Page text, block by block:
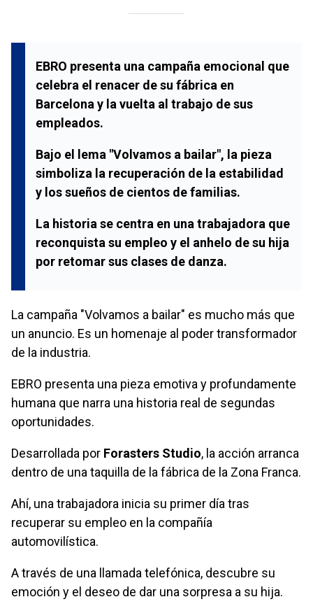
EBRO presenta una campaña emocional que
celebra el renacer de su fábrica en
Barcelona y la vuelta al trabajo de sus
empleados.
Bajo el lema "Volvamos a bailar", la pieza
simboliza la recuperación de la estabilidad
y los sueños de cientos de familias.
La historia se centra en una trabajadora que
reconquista su empleo y el anhelo de su hija
por retomar sus clases de danza.
La campaña "Volvamos a bailar" es mucho más que
un anuncio. Es un homenaje al poder transformador
de la industria.
EBRO presenta una pieza emotiva y profundamente
humana que narra una historia real de segundas
oportunidades.
Desarrollada por Forasters Studio, la acción arranca
dentro de una taquilla de la fábrica de la Zona Franca.
Ahí, una trabajadora inicia su primer día tras
recuperar su empleo en la compañía
automovilística.
A través de una llamada telefónica, descubre su
emoción y el deseo de dar una sorpresa a su hija.